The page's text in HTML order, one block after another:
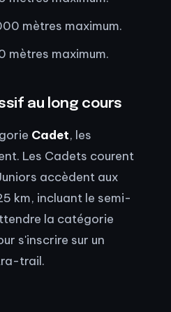
mètres maximum.
mètres maximum.
au long cours
Cadet, les
Les Cadets courent
accèdent aux
km, incluant le semi-
la catégorie
s'inscrire sur un
trail.